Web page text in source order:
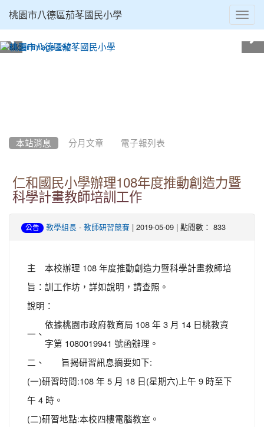
桃園市八德區茄苳國民小學
本站消息 分月文章 電子報列表
仁和國民小學辦理108年度推動創造力暨
科學計畫教師培訓工作
公告 教學組長 - 教師研習競賽 | 2019-05-09 | 點閱數： 833
主
旨：
本校辦理 108 年度推動創造力暨科學計畫教師培
訓工作坊，詳如說明，請查照。
說明：
一、
依據桃園市政府教育局 108 年 3 月 14 日桃教資
字第 1080019941 號函辦理。
二、
旨揭研習訊息摘要如下:
(一)研習時間:108 年 5 月 18 日(星期六)上午 9 時至下
午 4 時。
(二)研習地點:本校四樓電腦教室。